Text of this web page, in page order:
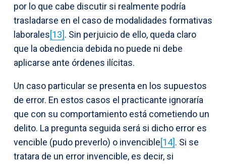
por lo que cabe discutir si realmente podría
trasladarse en el caso de modalidades formativas
laborales[13]. Sin perjuicio de ello, queda claro
que la obediencia debida no puede ni debe
aplicarse ante órdenes ilícitas.
Un caso particular se presenta en los supuestos
de error. En estos casos el practicante ignoraría
que con su comportamiento está cometiendo un
delito. La pregunta seguida será si dicho error es
vencible (pudo preverlo) o invencible[14]. Si se
tratara de un error invencible, es decir, si